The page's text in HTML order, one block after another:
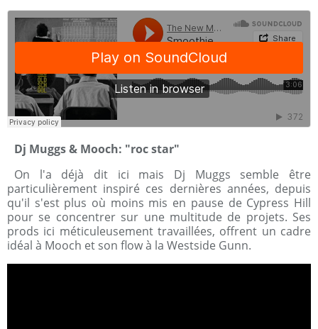
Dj Muggs & Mooch: "roc star"
On l'a déjà dit ici mais Dj Muggs semble être
particulièrement inspiré ces dernières années, depuis
qu'il s'est plus où moins mis en pause de Cypress Hill
pour se concentrer sur une multitude de projets. Ses
prods ici méticuleusement travaillées, offrent un cadre
idéal à Mooch et son flow à la Westside Gunn.